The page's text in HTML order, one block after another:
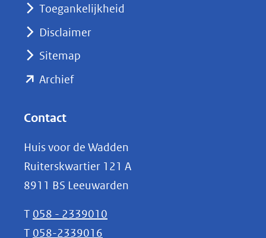
nieuw
naar
Toegankelijkheid
Disclaimer
Sitemap
Archief(opent
(verwijst
naar
een
andere
website)
Contact
Huis voor de Wadden
Ruiterskwartier 121 A
8911 BS Leeuwarden
T 058 - 2339010
T 058-2339016